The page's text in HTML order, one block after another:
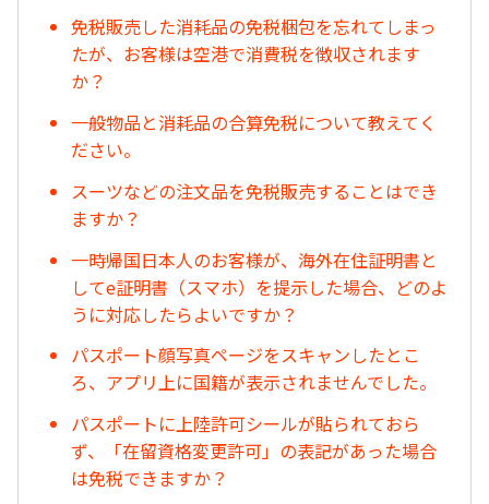
免税販売した消耗品の免税梱包を忘れてしまっ
たが、お客様は空港で消費税を徴収されます
か？
一般物品と消耗品の合算免税について教えてく
ださい。
スーツなどの注文品を免税販売することはでき
ますか？
一時帰国日本人のお客様が、海外在住証明書と
してe証明書（スマホ）を提示した場合、どのよ
うに対応したらよいですか？
パスポート顔写真ページをスキャンしたとこ
ろ、アプリ上に国籍が表示されませんでした。
パスポートに上陸許可シールが貼られておら
ず、「在留資格変更許可」の表記があった場合
は免税できますか？